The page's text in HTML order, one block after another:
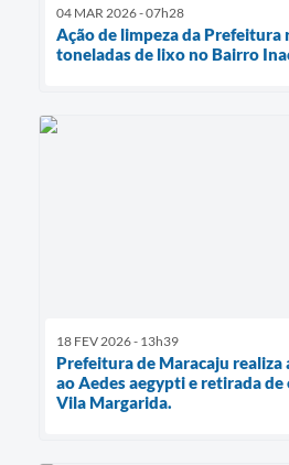
04 MAR 2026 - 07h28
Ação de limpeza da Prefeitura
toneladas de lixo no Bairro
18 FEV 2026 - 13h39
Prefeitura de Maracaju realiza
ao Aedes aegypti e retirada
Vila Margarida.